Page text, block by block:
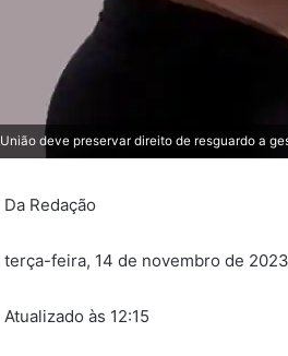
União deve preservar direito de resguardo a
Da Redação
terça-feira, 14 de novembro de 2023
Atualizado às 12:15